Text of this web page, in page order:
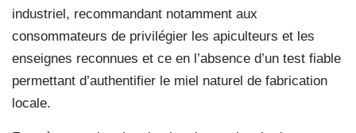
industriel, recommandant notamment aux
consommateurs de privilégier les apiculteurs et les
enseignes reconnues et ce en l’absence d’un test fiable
permettant d’authentifier le miel naturel de fabrication
locale.